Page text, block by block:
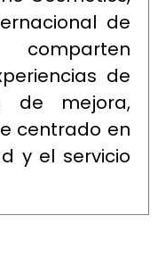
de
de
de mejora,
centrado en
y el servicio